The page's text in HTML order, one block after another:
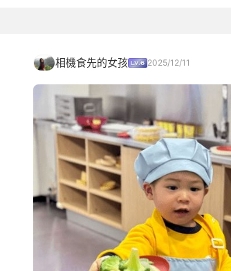
相機食先的女孩 2025/12/11